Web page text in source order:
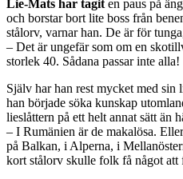
Lie-Mats har tagit en paus på
och borstar bort lite boss från
stålorv, varnar han. De är för
– Det är ungefär som om en
storlek 40. Sådana passar inte alla!
Själv har han rest mycket med
han började söka kunskap
lieslåttern på ett helt annat sätt än
– I Rumänien är de makalösa.
på Balkan, i Alperna, i
kort stålorv skulle folk få något att